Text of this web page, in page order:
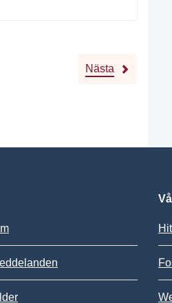
Nästa